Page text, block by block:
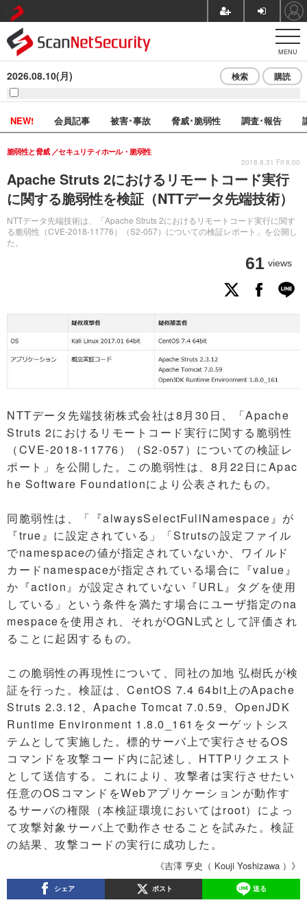
MENU
2026.08.10(月) 検索 購読
NEW! 会員記事 被害･事故 脅威･脆弱性 調査･報告
Apache Struts 2におけるリモートコード実行
に関する脆弱性を検証（NTTデータ先端技術）
NTTデータ先端技術は、「Apache Struts 2におけるリモートコード実行に関す
る脆弱性（CVE-2018-11776）（S2-057）についての検証レポート」を公開し
た。
脆弱性と脅威 セキュリティホール・脆弱性
61 views
2018.8.31 Fri 8:00
NTTデータ先端技術株式会社は8月30日、「Apache
Struts 2におけるリモートコード実行に関する脆弱性
（CVE-2018-11776）（S2-057）についての検証レ
ポート」を公開した。この脆弱性は、8月22日にApac
he Software Foundationにより公表されたもの。
同脆弱性は、「『alwaysSelectFullNamespace』が
『true』に設定されている」「Strutsの設定ファイル
でnamespaceの値が指定されていないか、ワイルド
カードnamespaceが指定されている場合に『value』
か『action』が設定されていない『URL』タグを使用
している」という条件を満たす場合にユーザ指定のna
mespaceを使用され、それがOGNL式として評価され
ることに起因するもの。
この脆弱性の再現性について、同社の加地 弘樹氏が検
証を行った。検証は、CentOS 7.4 64bit上のApache
Struts 2.3.12、Apache Tomcat 7.0.59、OpenJDK
Runtime Environment 1.8.0_161をターゲットシス
テムとして実施した。標的サーバ上で実行させるOS
コマンドを攻撃コード内に記述し、HTTPリクエスト
として送信する。これにより、攻撃者は実行させたい
任意のOSコマンドをWebアプリケーションが動作す
るサーバの権限（本検証環境においてはroot）によっ
て攻撃対象サーバ上で動作させることを試みた。検証
の結果、攻撃コードの実行に成功した。
《吉澤 亨史（ Kouji Yoshizawa ）》
シェア ポスト 送る